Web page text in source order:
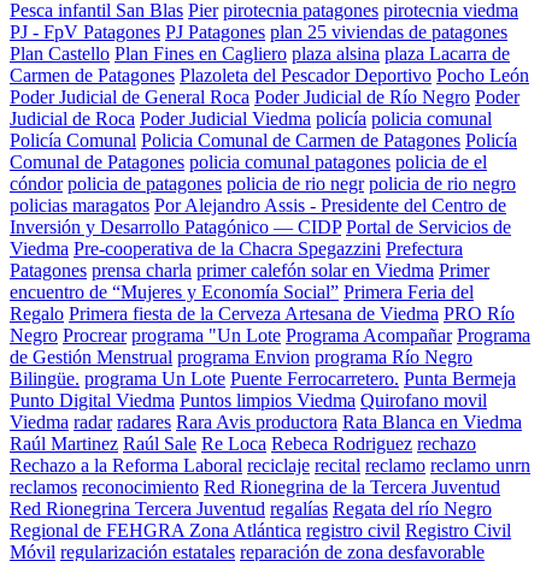
Pesca infantil San Blas Pier pirotecnia patagones pirotecnia viedma
PJ - FpV Patagones PJ Patagones plan 25 viviendas de patagones
Plan Castello Plan Fines en Cagliero plaza alsina plaza Lacarra de
Carmen de Patagones Plazoleta del Pescador Deportivo Pocho León
Poder Judicial de General Roca Poder Judicial de Río Negro Poder
Judicial de Roca Poder Judicial Viedma policía policia comunal
Policía Comunal Policia Comunal de Carmen de Patagones Policía
Comunal de Patagones policia comunal patagones policia de el
cóndor policia de patagones policia de rio negr policia de rio negro
policias maragatos Por Alejandro Assis - Presidente del Centro de
Inversión y Desarrollo Patagónico — CIDP Portal de Servicios de
Viedma Pre-cooperativa de la Chacra Spegazzini Prefectura
Patagones prensa charla primer calefón solar en Viedma Primer
encuentro de “Mujeres y Economía Social” Primera Feria del
Regalo Primera fiesta de la Cerveza Artesana de Viedma PRO Río
Negro Procrear programa "Un Lote Programa Acompañar Programa
de Gestión Menstrual programa Envion programa Río Negro
Bilingüe. programa Un Lote Puente Ferrocarretero. Punta Bermeja
Punto Digital Viedma Puntos limpios Viedma Quirofano movil
Viedma radar radares Rara Avis productora Rata Blanca en Viedma
Raúl Martinez Raúl Sale Re Loca Rebeca Rodriguez rechazo
Rechazo a la Reforma Laboral reciclaje recital reclamo reclamo unrn
reclamos reconocimiento Red Rionegrina de la Tercera Juventud
Red Rionegrina Tercera Juventud regalías Regata del río Negro
Regional de FEHGRA Zona Atlántica registro civil Registro Civil
Móvil regularización estatales reparación de zona desfavorable